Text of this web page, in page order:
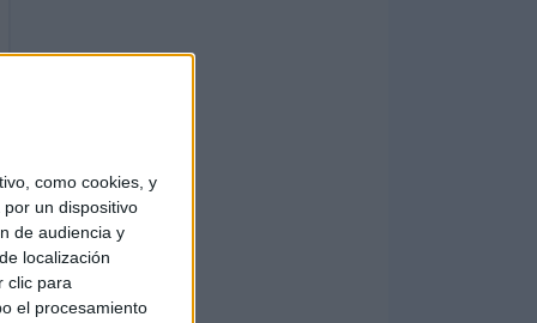
como cookies, y
un dispositivo
de audiencia y
localización
clic para
el procesamiento